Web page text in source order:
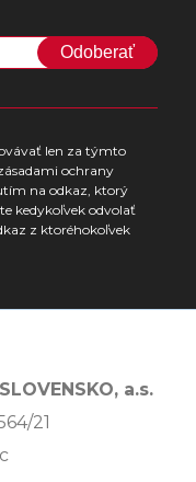
Odoberať
len za týmto
ochrany
na odkaz, ktorý
kedykoľvek odvolať
z ktoréhokoľvek
a.s.
21